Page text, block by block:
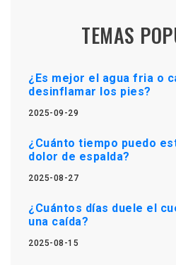
TEMAS
¿Es mejor el agua fria o
desinflamar los pies?
2025-09-29
¿Cuánto tiempo puedo
dolor de espalda?
2025-08-27
¿Cuántos días duele el
una caída?
2025-08-15